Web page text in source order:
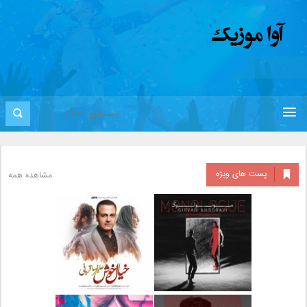
پست های ویژه مشاهده همه